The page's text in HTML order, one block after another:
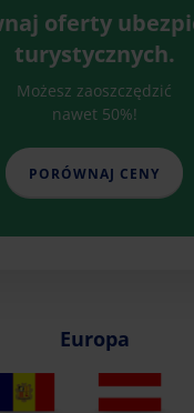
oferty
turystycznych.
Możesz zaoszczędzić
nawet 50%!
PORÓWNAJ CENY
Europa